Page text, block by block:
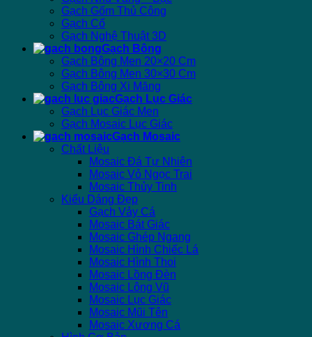
Gạch Gốm Thủ Công
Gạch Cổ
Gạch Nghệ Thuật 3D
Gạch Bông
Gạch Bông Men 20×20 Cm
Gạch Bông Men 30×30 Cm
Gạch Bông Xi Măng
Gạch Lục Giác
Gạch Lục Giác Men
Gạch Mosaic Lục Giác
Gạch Mosaic
Chất Liệu
Mosaic Đá Tự Nhiên
Mosaic Vỏ Ngọc Trai
Mosaic Thủy Tinh
Kiểu Dáng Đẹp
Gạch Vảy Cá
Mosaic Bát Giác
Mosaic Ghép Ngang
Mosaic Hình Chiếc Lá
Mosaic Hình Thoi
Mosaic Lồng Đèn
Mosaic Lông Vũ
Mosaic Lục Giác
Mosaic Mũi Tên
Mosaic Xương Cá